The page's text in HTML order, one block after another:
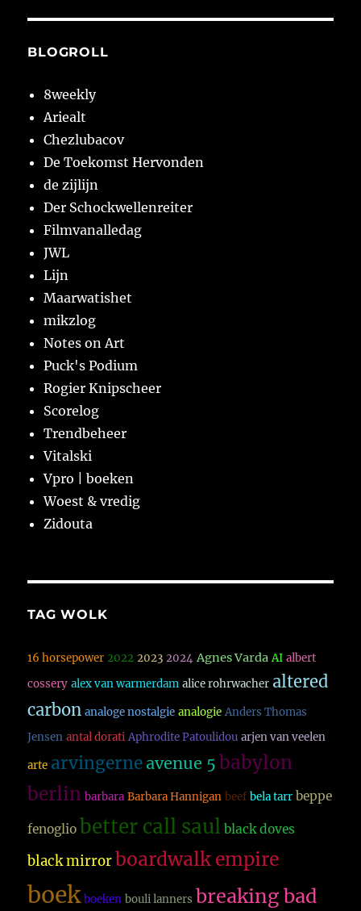
BLOGROLL
8weekly
Ariealt
Chezlubacov
De Toekomst Hervonden
de zijlijn
Der Schockwellenreiter
Filmvanalledag
JWL
Lijn
Maarwatishet
mikzlog
Notes on Art
Puck's Podium
Rogier Knipscheer
Scorelog
Trendbeheer
Vitalski
Vpro | boeken
Woest & vredig
Zidouta
TAG WOLK
16 horsepower 2022 2023 2024 Agnes Varda AI albert
cossery alex van warmerdam alice rohrwacher altered
carbon analoge nostalgie analogie Anders Thomas
Jensen antal dorati Aphrodite Patoulidou arjen van veelen
arte arvingerne avenue 5 babylon
berlin barbara Barbara Hannigan beef bela tarr beppe
fenoglio better call saul black doves
black mirror boardwalk empire
boek boeken bouli lanners breaking bad